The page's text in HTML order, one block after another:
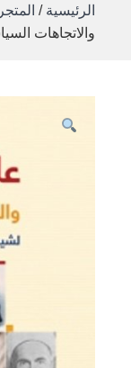
الرئيسية / المتجر
والاتجاهات السياسية